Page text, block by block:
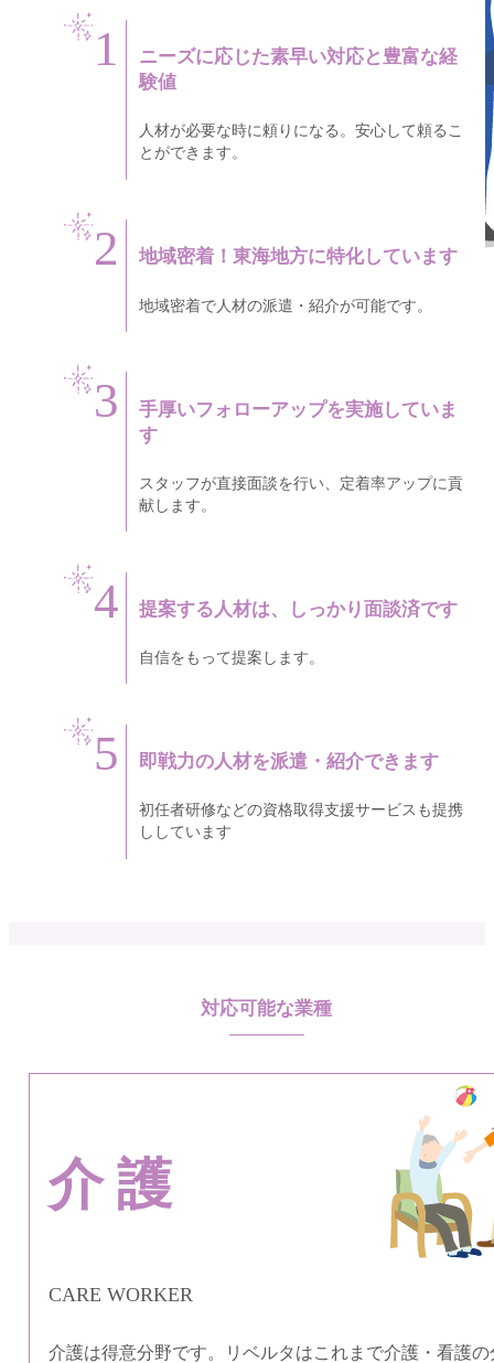
1
ニーズに応じた素早い対応と豊富な経
験値
人材が必要な時に頼りになる。安心して頼るこ
とができます。
2 地域密着！東海地方に特化しています
地域密着で人材の派遣・紹介が可能です。
3
手厚いフォローアップを実施していま
す
スタッフが直接面談を行い、定着率アップに貢
献します。
4 提案する人材は、しっかり面談済です
自信をもって提案します。
5 即戦力の人材を派遣・紹介できます
初任者研修などの資格取得支援サービスも提携
ししています
対応可能な業種
介護
CARE WORKER
介護は得意分野です。リベルタはこれまで介護・看護の